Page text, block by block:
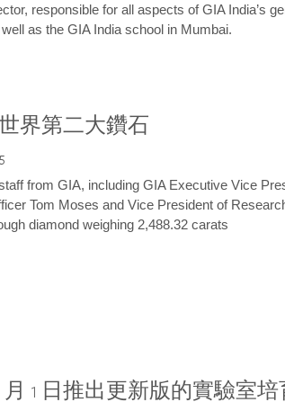
responsible for all aspects of GIA India’s
as the GIA India school in Mumbai.
界第二大鑽石
from GIA, including GIA Executive Vice
Tom Moses and Vice President of
diamond weighing 2,488.32 carats
月 1 日推出更新版的實驗室